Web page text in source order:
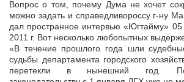
Вопрос о том, почему Дума не хочет
можно задать и справедливороссу г-ну
дал пространное интервью «Югтайму»
2011 г. Вот несколько любопытных
«В течение прошлого года шли
судьбы департамента городского
перетекли в нынешний год.